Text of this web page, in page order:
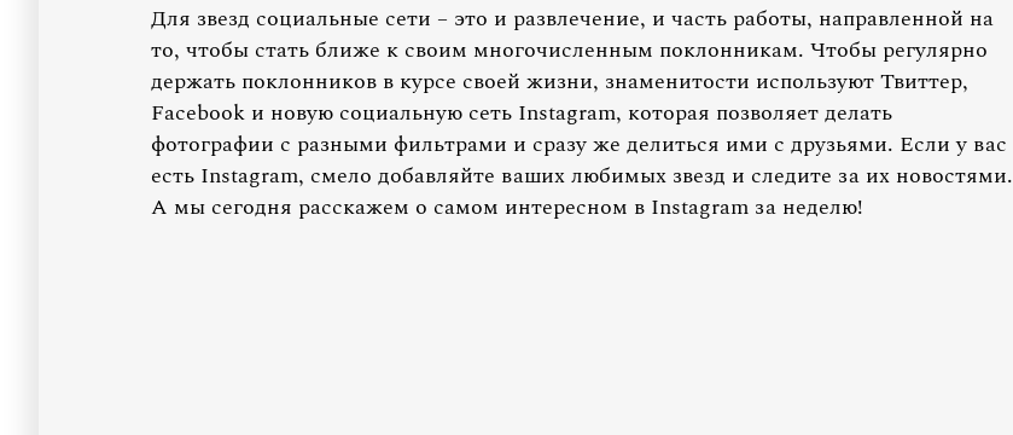
Для звезд социальные сети – это и развлечение, и часть работы, направленной на
то, чтобы стать ближе к своим многочисленным поклонникам. Чтобы регулярно
держать поклонников в курсе своей жизни, знаменитости используют Твиттер,
Facebook и новую социальную сеть Instagram, которая позволяет делать
фотографии с разными фильтрами и сразу же делиться ими с друзьями. Если у вас
есть Instagram, смело добавляйте ваших любимых звезд и следите за их новостями.
А мы сегодня расскажем о самом интересном в Instagram за неделю!